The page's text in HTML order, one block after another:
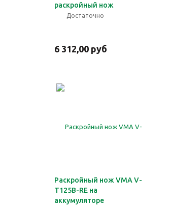
раскройный нож
Достаточно
6 312,00 руб
Раскройный нож VMA V-
T125B-RE на
аккумуляторе